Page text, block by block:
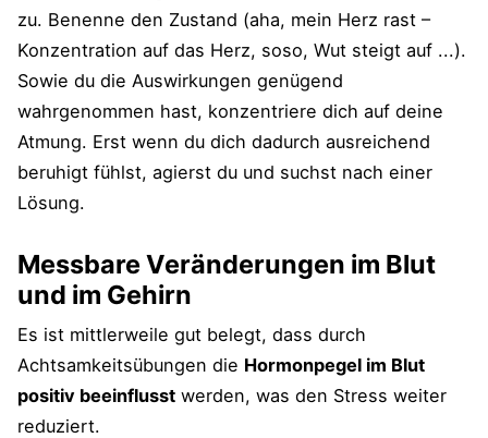
zu. Benenne den Zustand (aha, mein Herz rast –
Konzentration auf das Herz, soso, Wut steigt auf ...).
Sowie du die Auswirkungen genügend
wahrgenommen hast, konzentriere dich auf deine
Atmung. Erst wenn du dich dadurch ausreichend
beruhigt fühlst, agierst du und suchst nach einer
Lösung.
Messbare Veränderungen im Blut
und im Gehirn
Es ist mittlerweile gut belegt, dass durch
Achtsamkeitsübungen die Hormonpegel im Blut
positiv beeinflusst werden, was den Stress weiter
reduziert.